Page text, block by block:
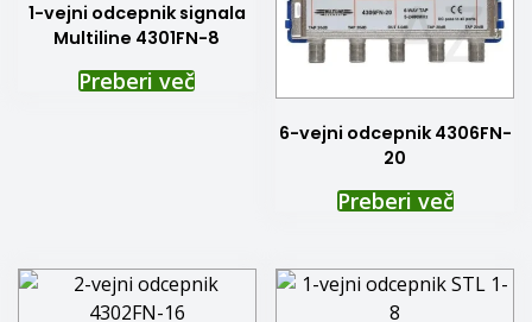
1-vejni odcepnik signala
Multiline 4301FN-8
Preberi več
6-vejni odcepnik 4306FN-
20
Preberi več